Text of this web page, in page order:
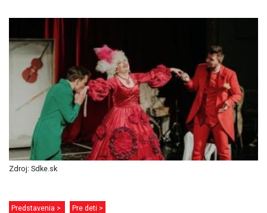
Zdroj: Sdke.sk
Predstavenia > Pre deti >